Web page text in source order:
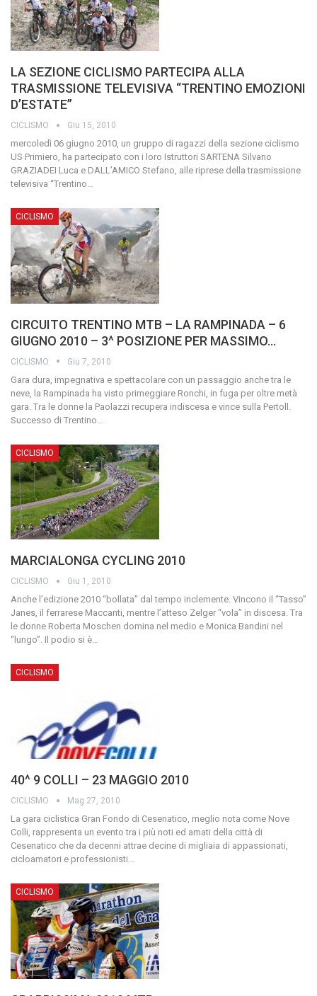
LA SEZIONE CICLISMO PARTECIPA ALLA
TRASMISSIONE TELEVISIVA “TRENTINO EMOZIONI
D’ESTATE”
CICLISMO Giu 15, 2010
mercoledì 06 giugno 2010, un gruppo di ragazzi della sezione ciclismo
US Primiero, ha partecipato con i loro Istruttori SARTENA Silvano
GRAZIADEI Luca e DALL’AMICO Stefano, alle riprese della trasmissione
televisiva “Trentino…
CICLISMO
CIRCUITO TRENTINO MTB – LA RAMPINADA – 6
GIUGNO 2010 – 3^ POSIZIONE PER MASSIMO…
CICLISMO Giu 7, 2010
Gara dura, impegnativa e spettacolare con un passaggio anche tra le
neve, la Rampinada ha visto primeggiare Ronchi, in fuga per oltre metà
gara. Tra le donne la Paolazzi recupera indiscesa e vince sulla Pertoll.
Successo di Trentino
CICLISMO
MARCIALONGA CYCLING 2010
CICLISMO Giu 1, 2010
Anche l’edizione 2010 “bollata” dal tempo inclemente. Vincono il “Tasso”
Janes, il ferrarese Maccanti, mentre l’atteso Zelger “vola” in discesa. Tra
le donne Roberta Moschen domina nel medio e Monica Bandini nel
“lungo”. Il podio si è…
CICLISMO
40^ 9 COLLI – 23 MAGGIO 2010
CICLISMO Mag 27, 2010
La gara ciclistica Gran Fondo di Cesenatico, meglio nota come Nove
Colli, rappresenta un evento tra i più noti ed amati della città di
Cesenatico che da decenni attrae decine di migliaia di appassionati,
cicloamatori e professionisti…
CICLISMO